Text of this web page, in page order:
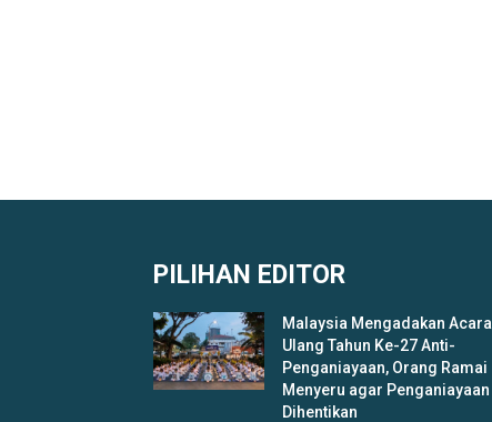
PILIHAN EDITOR
Malaysia Mengadakan Acara
Ulang Tahun Ke-27 Anti-
Penganiayaan, Orang Ramai
Menyeru agar Penganiayaan
Dihentikan